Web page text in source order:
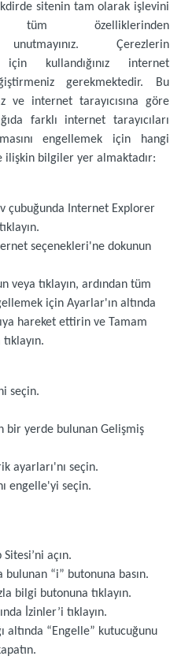
sitenin tam olarak işlevini
tüm özelliklerinden
unutmayınız. Çerezlerin
için kullandığınız internet
gerekmektedir. Bu
ve internet tarayıcısına göre
farklı internet tarayıcıları
engellemek için hangi
ilişkin bilgiler yer almaktadır:
çubuğunda Internet Explorer
seçenekleri'ne dokunun
veya tıklayın, ardından tüm
için Ayarlar'ın altında
hareket ettirin ve Tamam
seçin.
bir yerde bulunan Gelişmiş
ayarları'nı seçin.
engelle'yi seçin.
açın.
bulunan “i” butonuna basın.
bilgi butonuna tıklayın.
İzinler’i tıklayın.
altında “Engelle” kutucuğunu